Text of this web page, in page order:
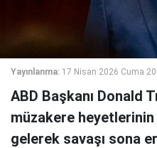
Yayınlanma: 17 Nisan 2026 Cuma
ABD Başkanı Donald
müzakere
gelerek savaşı sona